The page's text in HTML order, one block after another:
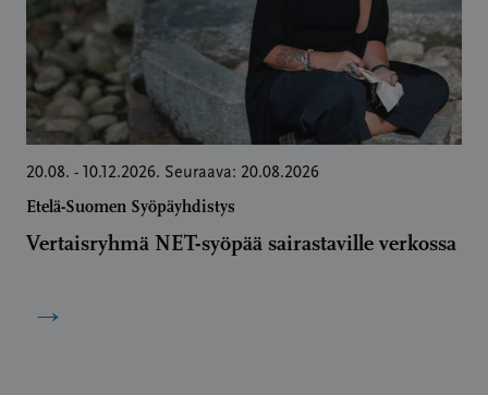
20.08. - 10.12.2026. Seuraava: 20.08.2026
Etelä-Suomen Syöpäyhdistys
Vertaisryhmä NET-syöpää sairastaville verkossa
→